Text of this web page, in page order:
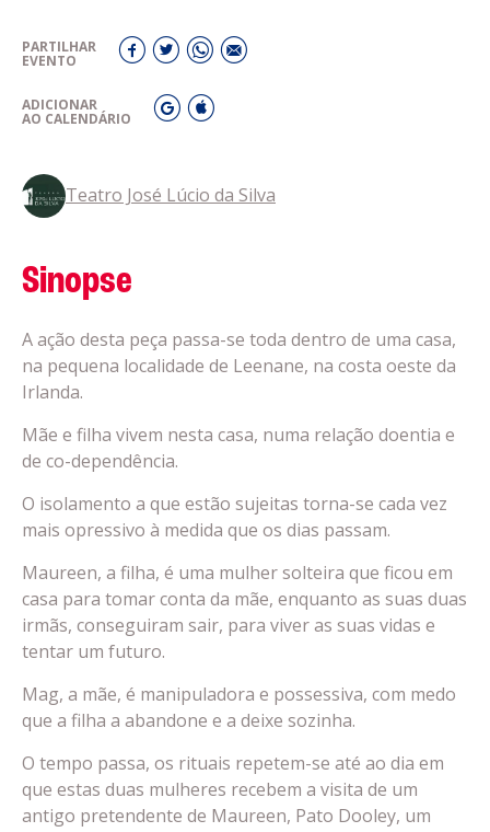
PARTILHAR
EVENTO
ADICIONAR
AO CALENDÁRIO
Teatro José Lúcio da Silva
Sinopse
A ação desta peça passa-se toda dentro de uma casa,
na pequena localidade de Leenane, na costa oeste da
Irlanda.
Mãe e filha vivem nesta casa, numa relação doentia e
de co-dependência.
O isolamento a que estão sujeitas torna-se cada vez
mais opressivo à medida que os dias passam.
Maureen, a filha, é uma mulher solteira que ficou em
casa para tomar conta da mãe, enquanto as suas duas
irmãs, conseguiram sair, para viver as suas vidas e
tentar um futuro.
Mag, a mãe, é manipuladora e possessiva, com medo
que a filha a abandone e a deixe sozinha.
O tempo passa, os rituais repetem-se até ao dia em
que estas duas mulheres recebem a visita de um
antigo pretendente de Maureen, Pato Dooley, um